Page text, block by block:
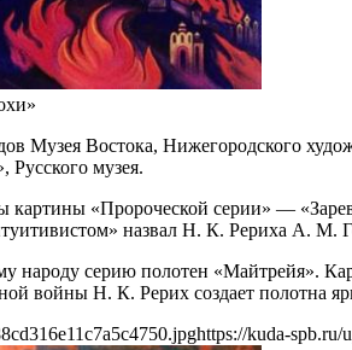
Музея Востока, Нижегородского
музея.
«Пророческой серии» —
назвал Н. К. Рериха А. М.
народу серию полотен «Майтрейя».
войны Н. К. Рерих создает полотна
https://kuda-spb.ru/